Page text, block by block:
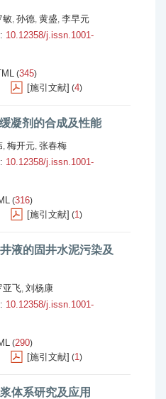
敏, 孙德, 黄盛, 李早元
10.12358/j.issn.1001-
(345)
[施引文献] (4)
凝剂的合成及性能
, 梅开元, 张春梅
10.12358/j.issn.1001-
(316)
[施引文献] (1)
液的固井水泥污染及
亚飞, 刘杨康
10.12358/j.issn.1001-
(290)
[施引文献] (1)
体系研究及应用